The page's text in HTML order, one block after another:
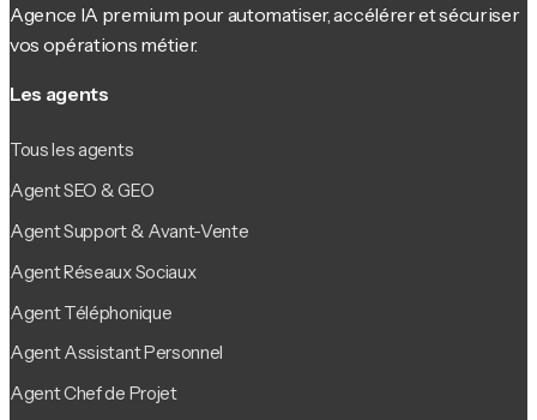
Agence IA premium pour automatiser, accélérer et sécuriser
vos opérations métier.
Les agents
Tous les agents
Agent SEO & GEO
Agent Support & Avant-Vente
Agent Réseaux Sociaux
Agent Téléphonique
Agent Assistant Personnel
Agent Chef de Projet